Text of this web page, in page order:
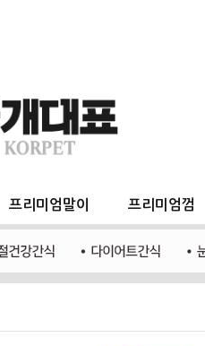
프리미엄말이 프리미엄껌